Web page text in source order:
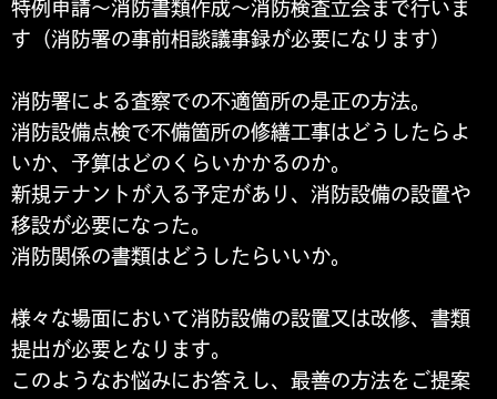
特例申請～消防書類作成～消防検査立会まで行いま
す（消防署の事前相談議事録が必要になります）
消防署による査察での不適箇所の是正の方法。
消防設備点検で不備箇所の修繕工事はどうしたらよ
いか、予算はどのくらいかかるのか。
新規テナントが入る予定があり、消防設備の設置や
移設が必要になった。
消防関係の書類はどうしたらいいか。
様々な場面において消防設備の設置又は改修、書類
提出が必要となります。
このようなお悩みにお答えし、最善の方法をご提案